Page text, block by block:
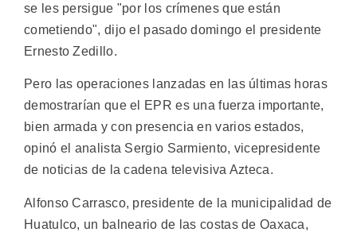
se les persigue "por los crímenes que están
cometiendo", dijo el pasado domingo el presidente
Ernesto Zedillo.
Pero las operaciones lanzadas en las últimas horas
demostrarían que el EPR es una fuerza importante,
bien armada y con presencia en varios estados,
opinó el analista Sergio Sarmiento, vicepresidente
de noticias de la cadena televisiva Azteca.
Alfonso Carrasco, presidente de la municipalidad de
Huatulco, un balneario de las costas de Oaxaca,